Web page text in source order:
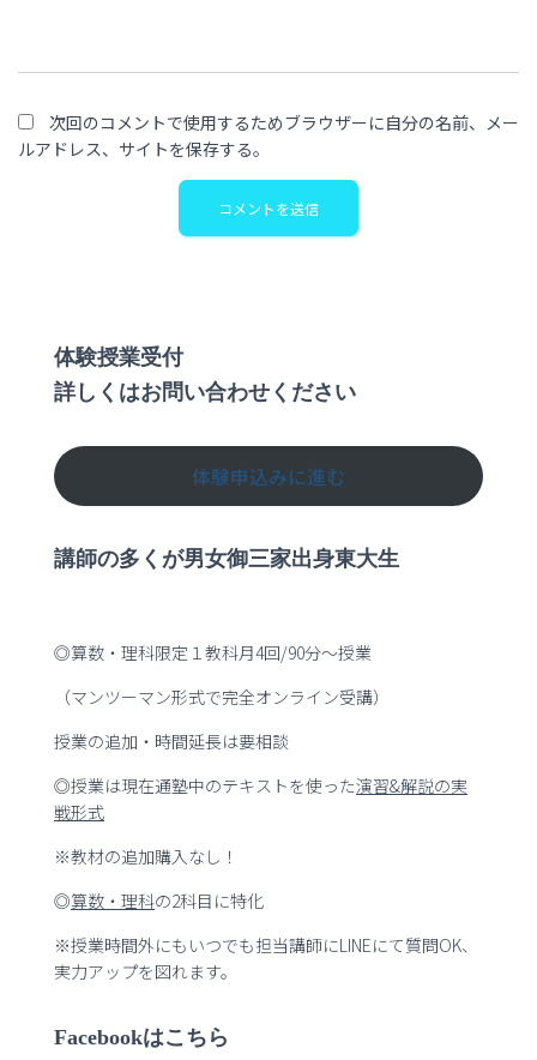
次回のコメントで使用するためブラウザーに自分の名前、メー
ルアドレス、サイトを保存する。
体験授業受付
詳しくはお問い合わせください
体験申込みに進む
講師の多くが男女御三家出身東大生
◎算数・理科限定１教科月4回/90分～授業
（マンツーマン形式で完全オンライン受講）
授業の追加・時間延長は要相談
◎授業は現在通塾中のテキストを使った演習&解説の実
戦形式
※教材の追加購入なし！
◎算数・理科の2科目に特化
※授業時間外にもいつでも担当講師にLINEにて質問OK、
実力アップを図れます。
Facebookはこちら